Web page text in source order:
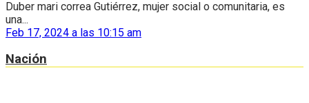
Duber mari correa Gutiérrez, mujer social o comunitaria, es
una...
Feb 17, 2024 a las 10:15 am
Nación